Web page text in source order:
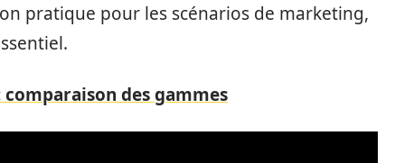
pratique pour les scénarios de marketing,
comparaison des gammes